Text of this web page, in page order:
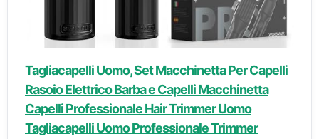
Tagliacapelli Uomo, Set Macchinetta Per Capelli
Rasoio Elettrico Barba e Capelli Macchinetta
Capelli Professionale Hair Trimmer Uomo
Tagliacapelli Uomo Professionale Trimmer